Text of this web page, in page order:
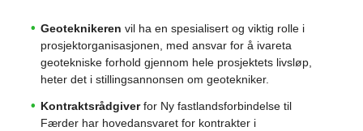
Geoteknikeren vil ha en spesialisert og viktig rolle i
prosjektorganisasjonen, med ansvar for å ivareta
geotekniske forhold gjennom hele prosjektets livsløp,
heter det i stillingsannonsen om geotekniker.
Kontraktsrådgiverfor Ny fastlandsforbindelse til
Færder har hovedansvaret for kontrakter i